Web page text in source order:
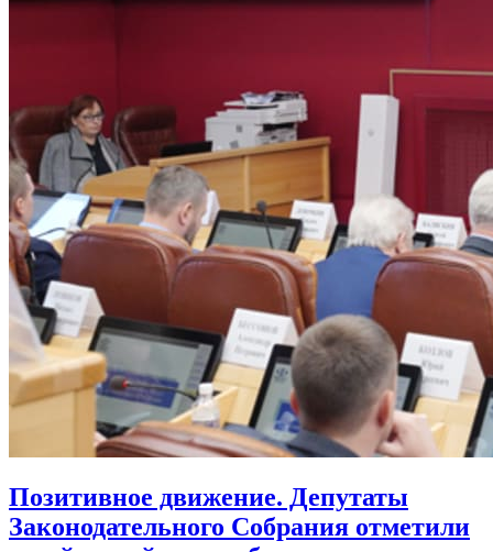
Позитивное движение. Депутаты
Законодательного Собрания отметили